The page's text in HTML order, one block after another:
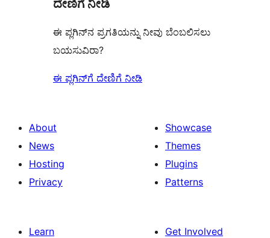
ದೇಣಿಗೆ ನೀಡಿ
ಈ ಪ್ಲಗಿನ್‌ನ ಪ್ರಗತಿಯನ್ನು ನೀವು ಬೆಂಬಲಿಸಲು
ಬಯಸುವಿರಾ?
ಈ ಪ್ಲಗಿನ್‌ಗೆ ದೇಣಿಗೆ ನೀಡಿ
About
News
Hosting
Privacy
Showcase
Themes
Plugins
Patterns
Learn
Get Involved